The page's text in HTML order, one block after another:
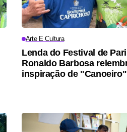
Arte E Cultura
Lenda do Festival de
Ronaldo Barbosa
inspiração de "Canoeiro"